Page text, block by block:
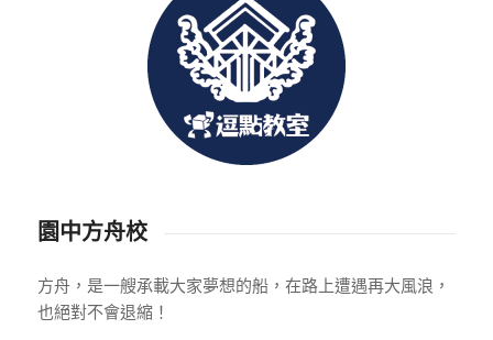
園中方舟校
方舟，是一艘承載大家夢想的船，在路上遭遇再大風浪，
也絕對不會退縮！